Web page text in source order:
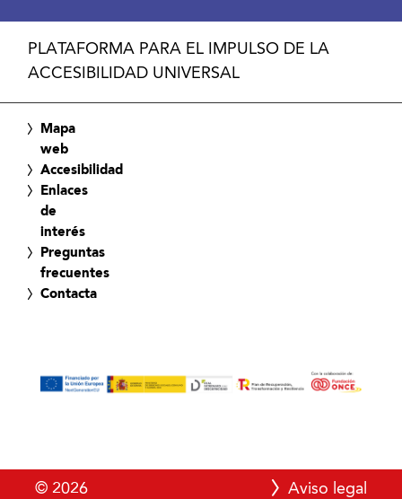
PLATAFORMA PARA EL IMPULSO DE LA
ACCESIBILIDAD UNIVERSAL
Mapa
web
Accesibilidad
Enlaces
de
interés
Preguntas
frecuentes
Contacta
© 2026 Aviso legal